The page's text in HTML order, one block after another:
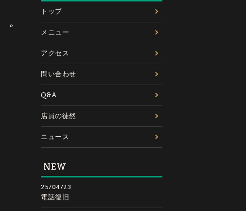
»
トップ
メニュー
アクセス
問い合わせ
Q&A
店員の徒然
ニュース
NEW
25/04/23
電話復旧